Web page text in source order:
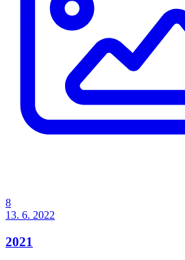
8
13. 6. 2022
2021